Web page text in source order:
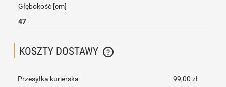
Głębokość [cm]
47
KOSZTY DOSTAWY
CENA NIE ZAWIERA EWENTUALNYCH KOSZTÓW PŁATNOŚCI
Przesyłka kurierska 99,00 zł